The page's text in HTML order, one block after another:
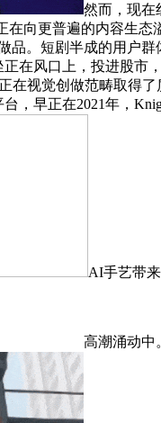
然而，现在
向更普遍的内容生
。短剧半成的用户
在风口上，投进股
视觉创做范畴取得
，早正在2021年，
AI手艺带来
高潮涌动中